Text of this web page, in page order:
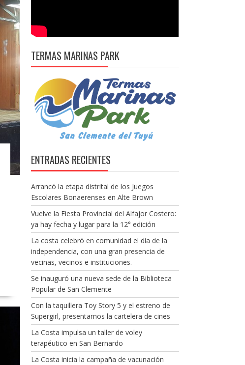
TERMAS MARINAS PARK
ENTRADAS RECIENTES
Arrancó la etapa distrital de los Juegos
Escolares Bonaerenses en Alte Brown
Vuelve la Fiesta Provincial del Alfajor Costero:
ya hay fecha y lugar para la 12° edición
La costa celebró en comunidad el día de la
independencia, con una gran presencia de
vecinas, vecinos e instituciones.
Se inauguró una nueva sede de la Biblioteca
Popular de San Clemente
Con la taquillera Toy Story 5 y el estreno de
Supergirl, presentamos la cartelera de cines
La Costa impulsa un taller de voley
terapéutico en San Bernardo
La Costa inicia la campaña de vacunación